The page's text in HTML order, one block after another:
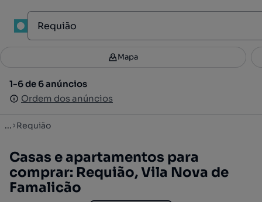
Filtros 1
1-6 de 6 anúncios
Ordem dos anúncios
Mapa
1-6 de 6 anúncios
Ordem dos anúncios
... Requião
Casas e apartamentos para
comprar: Requião, Vila Nova de
Famalicão